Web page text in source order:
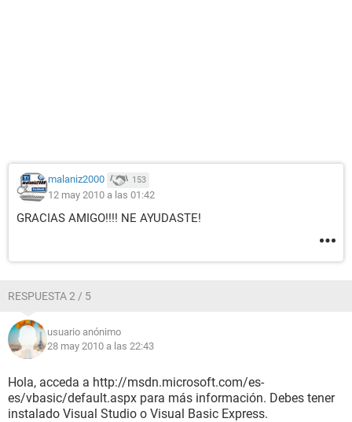
malaniz2000 153
12 may 2010 a las 01:42
GRACIAS AMIGO!!!! NE AYUDASTE!
RESPUESTA 2 / 5
usuario anónimo
28 may 2010 a las 22:43
Hola, acceda a http://msdn.microsoft.com/es-
es/vbasic/default.aspx para más información. Debes tener
instalado Visual Studio o Visual Basic Express.